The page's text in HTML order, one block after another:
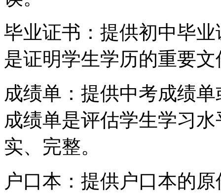
毕业证书：提供初中毕
是证明学生学历的重要
成绩单：提供中考成绩
成绩单是评估学生学习
实、完整。
户口本：提供户口本的